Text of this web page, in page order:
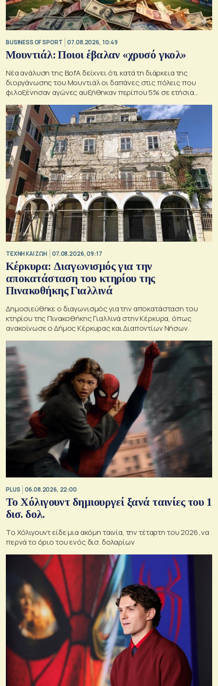
BUSINESS OF SPORT 07.08.2026, 10:49
Μουντιάλ: Ποιοι έβαλαν «χρυσό γκολ»
Νέα ανάλυση της BofA δείχνει ότι κατά τη διάρκεια της
διοργάνωσης του Μουντιάλ οι δαπάνες στις πόλεις που
φιλοξένησαν αγώνες αυξήθηκαν περίπου 5% σε ετήσια
βάση
TΕΧΝΗ ΚΑΙ ΖΩΗ 07.08.2026, 09:17
Κέρκυρα: Διαγωνισμός για την
αποκατάσταση του κτηρίου της
Πινακοθήκης Γιαλλινά
Δημοσιεύθηκε ο διαγωνισμός για την αποκατάσταση του
κτηρίου της Πινακοθήκης Γιαλλινά στην Κέρκυρα, όπως
ανακοίνωσε ο Δήμος Κέρκυρας και Διαποντίων Νήσων.
PLUS 06.08.2026, 22:00
Το Χόλιγουντ δημιουργεί ξανά ταινίες του 1
δισ. δολ.
Το Χόλιγουντ είδε μια ακόμη ταινία, την τέταρτη του 2026 ,να
περνά το όριο του ενός δισ. δολαρίων